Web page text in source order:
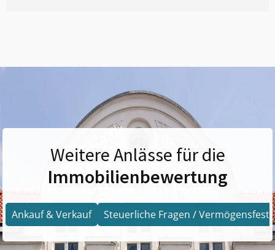
Weitere Anlässe für die
Immobilienbewertung
Ankauf & Verkauf Steuerliche Fragen /